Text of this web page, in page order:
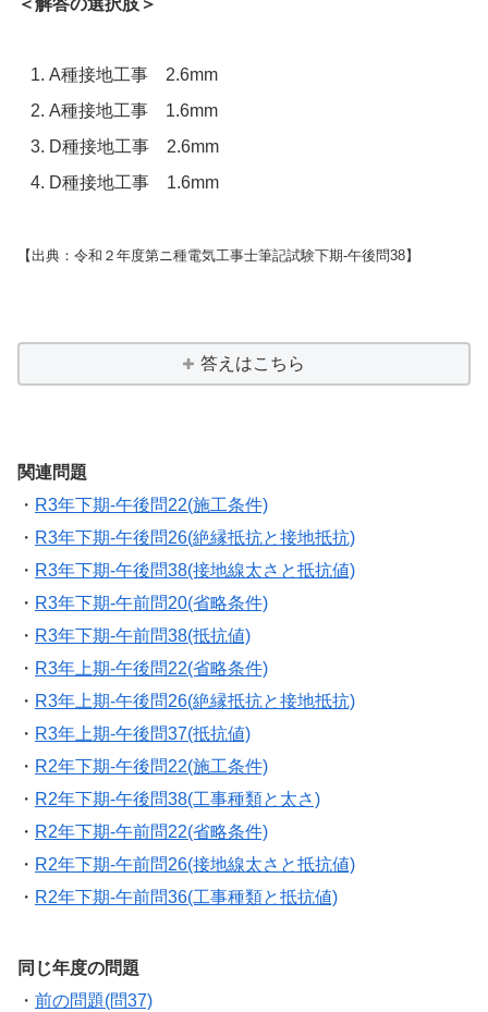
A種接地工事 2.6mm
A種接地工事 1.6mm
D種接地工事 2.6mm
D種接地工事 1.6mm
【出典：令和２年度第ニ種電気工事士筆記試験下期-午後問38】
答えはこちら
関連問題
・ R3年下期-午後問22(施工条件)
・ R3年下期-午後問26(絶縁抵抗と接地抵抗)
・ R3年下期-午後問38(接地線太さと抵抗値)
・ R3年下期-午前問20(省略条件)
・ R3年下期-午前問38(抵抗値)
・ R3年上期-午後問22(省略条件)
・ R3年上期-午後問26(絶縁抵抗と接地抵抗)
・ R3年上期-午後問37(抵抗値)
・ R2年下期-午後問22(施工条件)
・ R2年下期-午後問38(工事種類と太さ)
・ R2年下期-午前問22(省略条件)
・ R2年下期-午前問26(接地線太さと抵抗値)
・ R2年下期-午前問36(工事種類と抵抗値)
同じ年度の問題
・ 前の問題(問37)